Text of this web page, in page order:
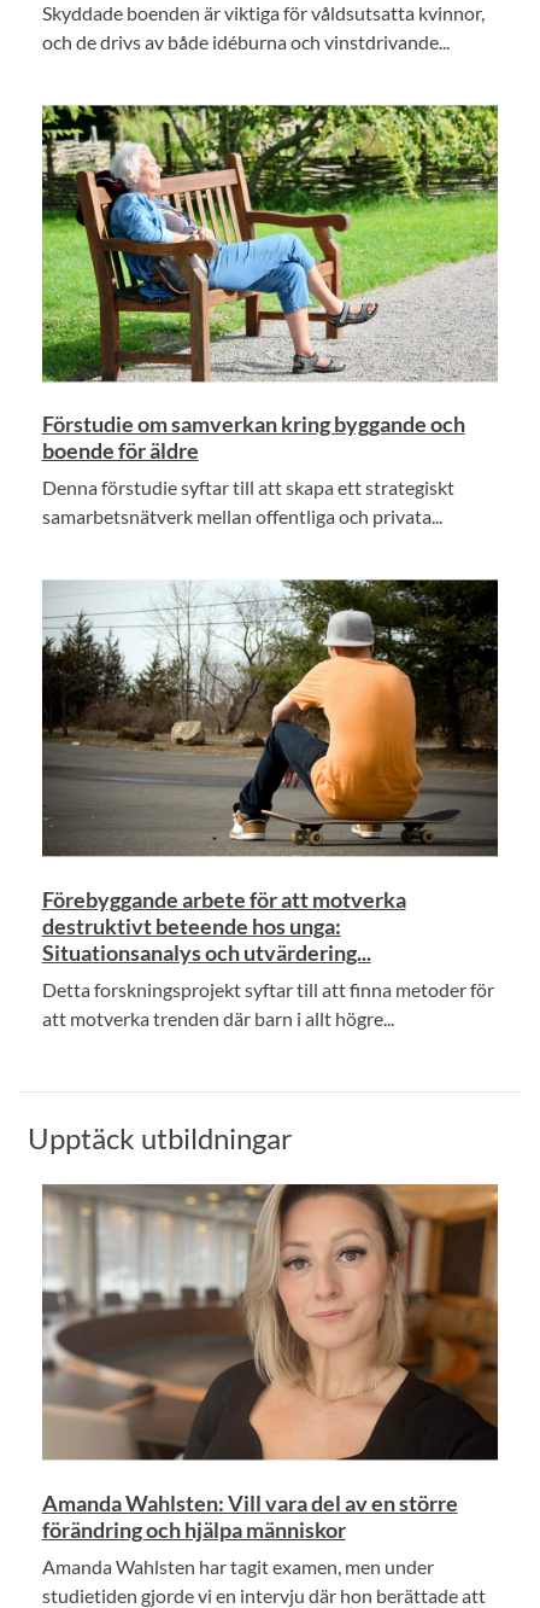
Skyddade boenden är viktiga för våldsutsatta kvinnor,
och de drivs av både idéburna och vinstdrivande...
Förstudie om samverkan kring byggande och
boende för äldre
Denna förstudie syftar till att skapa ett strategiskt
samarbetsnätverk mellan offentliga och privata...
Förebyggande arbete för att motverka
destruktivt beteende hos unga:
Situationsanalys och utvärdering...
Detta forskningsprojekt syftar till att finna metoder för
att motverka trenden där barn i allt högre...
Upptäck utbildningar
Amanda Wahlsten: Vill vara del av en större
förändring och hjälpa människor
Amanda Wahlsten har tagit examen, men under
studietiden gjorde vi en intervju där hon berättade att